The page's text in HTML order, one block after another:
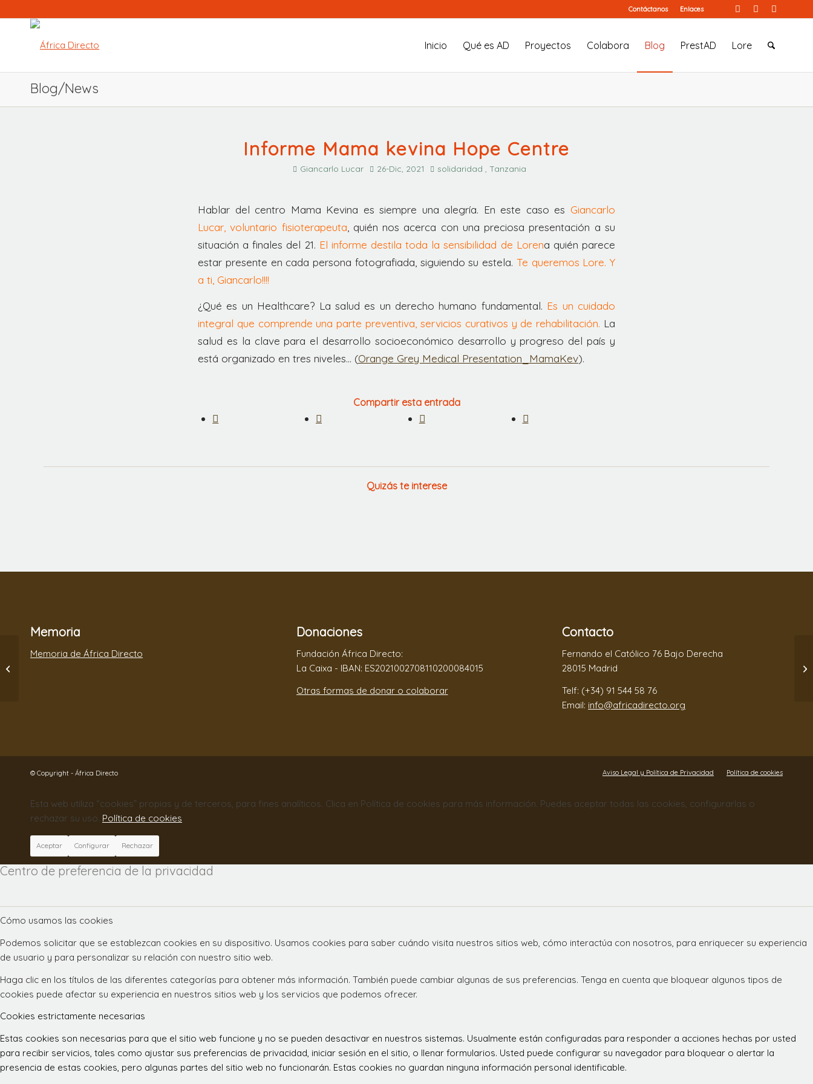
Contáctanos Enlaces
Inicio Qué es AD Proyectos Colabora Blog PrestAD Lore
Blog/News
Informe Mama kevina Hope Centre
Giancarlo Lucar 26-Dic, 2021 solidaridad , Tanzania
Hablar del centro Mama Kevina es siempre una alegría. En este caso es Giancarlo
Lucar, voluntario fisioterapeuta , quién nos acerca con una preciosa presentación a su
situación a finales del 21. El informe destila toda la sensibilidad de Lorena quién parece
estar presente en cada persona fotografiada, siguiendo su estela. Te queremos Lore. Y
a ti, Giancarlo!!!!
¿Qué es un Healthcare? La salud es un derecho humano fundamental. Es un cuidado
integral que comprende una parte preventiva, servicios curativos y de rehabilitación. La
salud es la clave para el desarrollo socioeconómico desarrollo y progreso del país y
está organizado en tres niveles… (Orange Grey Medical Presentation_MamaKev).
Compartir esta entrada
Quizás te interese
Memoria
Memoria de África Directo
Donaciones
Fundación África Directo:
La Caixa - IBAN: ES2021002708110200084015
Otras formas de donar o colaborar
Contacto
Fernando el Católico 76 Bajo Derecha
28015 Madrid
Telf: (+34) 91 544 58 76
Email: info@africadirecto.org
© Copyright - África Directo Aviso Legal y Política de Privacidad Política de cookies
Exposición Itinerante
Esta web utiliza “cookies” propias y de terceros, para fines analíticos. Clica en Política de cookies para más información. Puedes aceptar todas las cookies, configurarlas o
rechazar su uso. Política de cookies
Aceptar Configurar Rechazar
Centro de preferencia de la privacidad
Cómo usamos las cookies
Podemos solicitar que se establezcan cookies en su dispositivo. Usamos cookies para saber cuándo visita nuestros sitios web, cómo interactúa con nosotros, para enriquecer su experiencia
de usuario y para personalizar su relación con nuestro sitio web.
Haga clic en los títulos de las diferentes categorías para obtener más información. También puede cambiar algunas de sus preferencias. Tenga en cuenta que bloquear algunos tipos de
cookies puede afectar su experiencia en nuestros sitios web y los servicios que podemos ofrecer.
Cookies estrictamente necesarias
Estas cookies son necesarias para que el sitio web funcione y no se pueden desactivar en nuestros sistemas. Usualmente están configuradas para responder a acciones hechas por usted
para recibir servicios, tales como ajustar sus preferencias de privacidad, iniciar sesión en el sitio, o llenar formularios. Usted puede configurar su navegador para bloquear o alertar la
presencia de estas cookies, pero algunas partes del sitio web no funcionarán. Estas cookies no guardan ninguna información personal identificable.